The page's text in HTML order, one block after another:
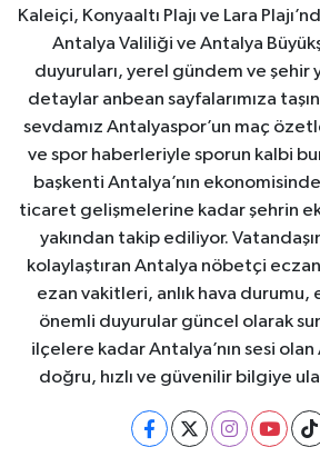
Kaleiçi, Konyaaltı Plajı ve Lara
Antalya Valiliği ve Antalya
duyuruları, yerel gündem ve şehir
detaylar anbean sayfalarımıza
sevdamız Antalyaspor’un maç
ve spor haberleriyle sporun kalbi
başkenti Antalya’nın
ticaret gelişmelerine kadar şehrin
yakından takip ediliyor.
kolaylaştıran Antalya nöbetçi
ezan vakitleri, anlık hava durumu,
önemli duyurular güncel olarak
ilçelere kadar Antalya’nın sesi olan
doğru, hızlı ve güvenilir bilgiye